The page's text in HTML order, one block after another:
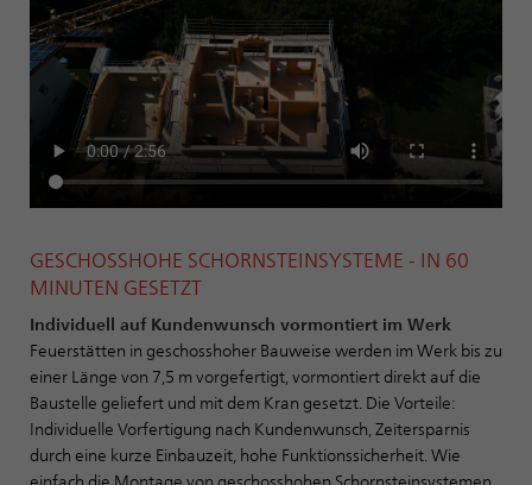
GESCHOSSHOHE SCHORNSTEINSYSTEME - IN 60
MINUTEN GESETZT
Individuell auf Kundenwunsch vormontiert im Werk
Feuerstätten in geschosshoher Bauweise werden im Werk bis zu
einer Länge von 7,5 m vorgefertigt, vormontiert direkt auf die
Baustelle geliefert und mit dem Kran gesetzt. Die Vorteile:
Individuelle Vorfertigung nach Kundenwunsch, Zeitersparnis
durch eine kurze Einbauzeit, hohe Funktionssicherheit. Wie